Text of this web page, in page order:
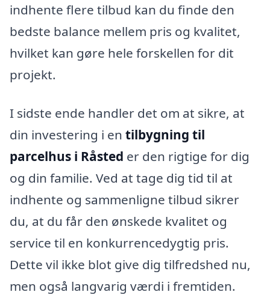
indhente flere tilbud kan du finde den
bedste balance mellem pris og kvalitet,
hvilket kan gøre hele forskellen for dit
projekt.
I sidste ende handler det om at sikre, at
din investering i en tilbygning til
parcelhus i Råsted er den rigtige for dig
og din familie. Ved at tage dig tid til at
indhente og sammenligne tilbud sikrer
du, at du får den ønskede kvalitet og
service til en konkurrencedygtig pris.
Dette vil ikke blot give dig tilfredshed nu,
men også langvarig værdi i fremtiden.